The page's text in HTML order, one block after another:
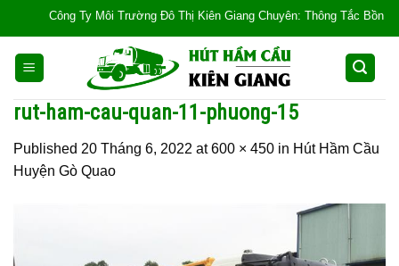
content
Công Ty Môi Trường Đô Thị Kiên Giang Chuyên: Thông Tắc Bồn
rut-ham-cau-quan-11-phuong-15
Published 20 Tháng 6, 2022 at600 × 450 in Hút Hầm Cầu
Huyện Gò Quao